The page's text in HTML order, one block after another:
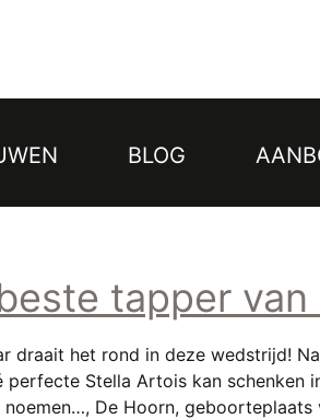
BLOG
tapper van
draait het rond in deze wedstrijd!
Stella Artois kan schenken
De Hoorn,